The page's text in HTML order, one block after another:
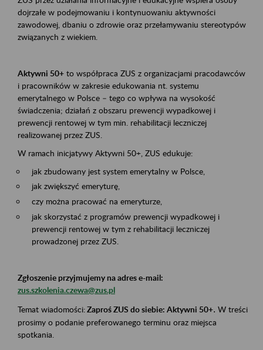
dojrzałe w podejmowaniu i kontynuowaniu aktywności
zawodowej, dbaniu o zdrowie oraz przełamywaniu stereotypów
związanych z wiekiem.
Aktywni 50+ to współpraca ZUS z organizacjami pracodawców
i pracowników w zakresie edukowania nt. systemu
emerytalnego w Polsce – tego co wpływa na wysokość
świadczenia; działań z obszaru prewencji wypadkowej i
prewencji rentowej w tym min. rehabilitacji leczniczej
realizowanej przez ZUS.
W ramach inicjatywy Aktywni 50+, ZUS edukuje:
jak zbudowany jest system emerytalny w Polsce,
jak zwiększyć emeryturę,
czy można pracować na emeryturze,
jak skorzystać z programów prewencji wypadkowej i
prewencji rentowej w tym z rehabilitacji leczniczej
prowadzonej przez ZUS.
Zgłoszenie przyjmujemy na adres e-mail:
zus.szkolenia.czewa@zus.pl
Temat wiadomości:Zaproś ZUS do siebie: Aktywni 50+. W treści
prosimy o podanie preferowanego terminu oraz miejsca
spotkania.